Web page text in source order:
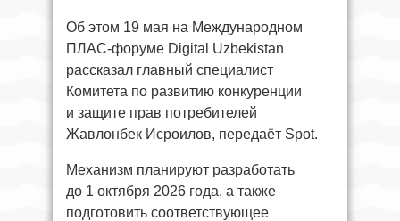
Об этом 19 мая на Международном
ПЛАС-форуме Digital Uzbekistan
рассказал главный специалист
Комитета по развитию конкуренции
и защите прав потребителей
Жавлонбек Исроилов, передаёт Spot.
Механизм планируют разработать
до 1 октября 2026 года, а также
подготовить соответствующее